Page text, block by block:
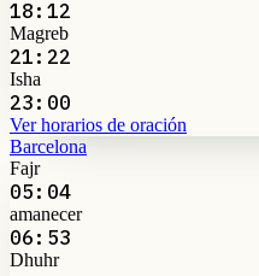
18:12
Magreb
21:22
Isha
23:00
Ver horarios de oración
Barcelona
Fajr
05:04
amanecer
06:53
Dhuhr